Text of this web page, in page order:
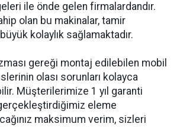
ile önde gelen firmalardandır.
olan bu makinalar, tamir
kolaylık sağlamaktadır.
gereği montaj edilebilen mobil
olası sorunları kolayca
Müşterilerimize 1 yıl garanti
eleme
maksimum verim, sizleri